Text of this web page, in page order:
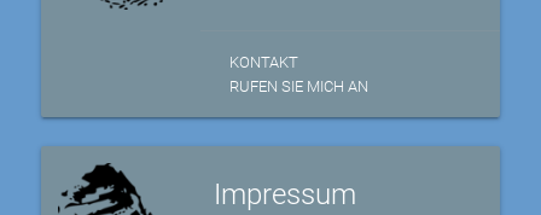
KONTAKT
RUFEN SIE MICH AN
Impressum